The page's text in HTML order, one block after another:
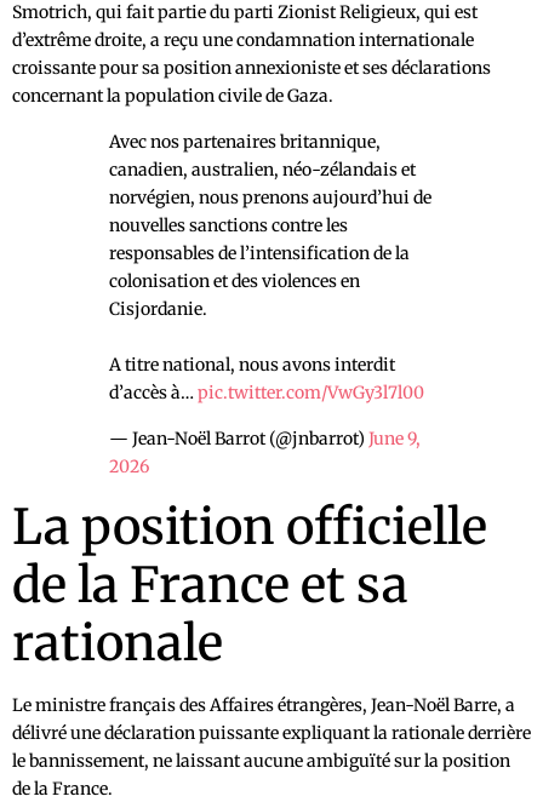
Smotrich, qui fait partie du parti Zionist Religieux, qui est
d’extrême droite, a reçu une condamnation internationale
croissante pour sa position annexioniste et ses déclarations
concernant la population civile de Gaza.
Avec nos partenaires britannique,
canadien, australien, néo-zélandais et
norvégien, nous prenons aujourd’hui de
nouvelles sanctions contre les
responsables de l’intensification de la
colonisation et des violences en
Cisjordanie.
A titre national, nous avons interdit
d’accès à…pic.twitter.com/VwGy3l7l00
— Jean-Noël Barrot (@jnbarrot) June 9,
2026
La position officielle
de la France et sa
rationale
Le ministre français des Affaires étrangères, Jean-Noël Barre, a
délivré une déclaration puissante expliquant la rationale derrière
le bannissement, ne laissant aucune ambiguïté sur la position
de la France.